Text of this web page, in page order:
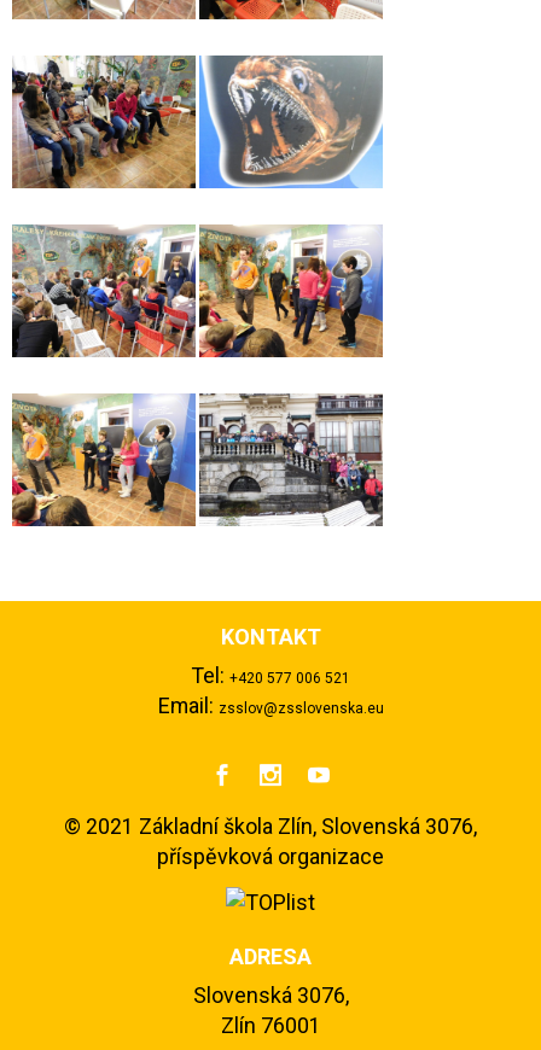
KONTAKT
Tel: +420 577 006 521
Email: zsslov@zsslovenska.eu
  
© 2021 Základní škola Zlín, Slovenská 3076,
příspěvková organizace
ADRESA
Slovenská 3076,
Zlín 76001